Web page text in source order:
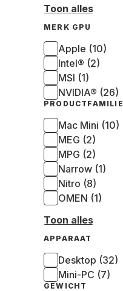
Toon alles
MERK GPU
Apple (10)
Intel® (2)
MSI (1)
NVIDIA® (26)
PRODUCTFAMILIE
Mac Mini (10)
MEG (2)
MPG (2)
Narrow (1)
Nitro (8)
OMEN (1)
Toon alles
APPARAAT
Desktop (32)
Mini-PC (7)
GEWICHT